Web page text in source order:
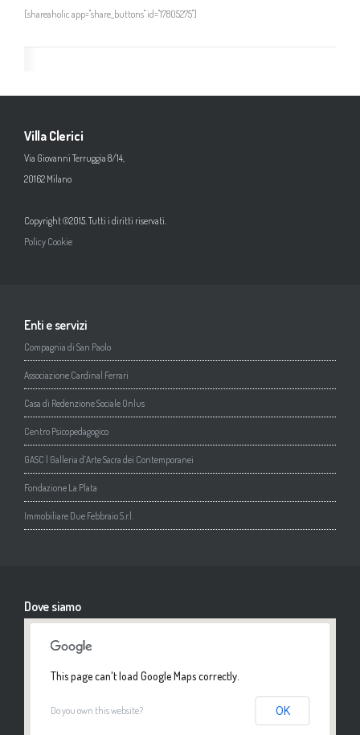
[shareaholic app="share_buttons" id="17805275"]
Villa Clerici
Via Giovanni Terruggia 8/14,
20162 Milano
Copyright ©2015. Tutti i diritti riservati.
Policy Cookie
Enti e servizi
Compagnia di San Paolo
Associazione Cardinal Ferrari
Casa di Redenzione Sociale Onlus
Centro Psicopedagogico
GASC | Galleria d’Arte Sacra dei Contemporanei
Fondazione La Plata
Immobiliare Due Febbraio S.r.l.
Dove siamo
This page can't load Google Maps correctly.
Do you own this website? OK